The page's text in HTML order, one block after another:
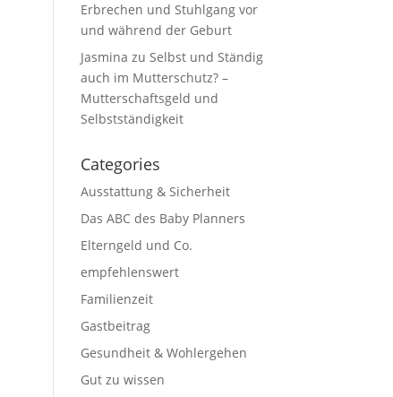
Erbrechen und Stuhlgang vor
und während der Geburt
Jasmina zu Selbst und Ständig
auch im Mutterschutz? –
Mutterschaftsgeld und
Selbstständigkeit
Categories
Ausstattung & Sicherheit
Das ABC des Baby Planners
Elterngeld und Co.
empfehlenswert
Familienzeit
Gastbeitrag
Gesundheit & Wohlergehen
Gut zu wissen